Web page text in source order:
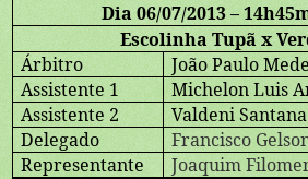
Dia 06/07/2013 –
Escolinha Tupã x
Árbitro
João Paulo
Assistente 1
Michelon Luis
Assistente 2
Valdeni
Delegado
Francisco
Representante
Joaquim